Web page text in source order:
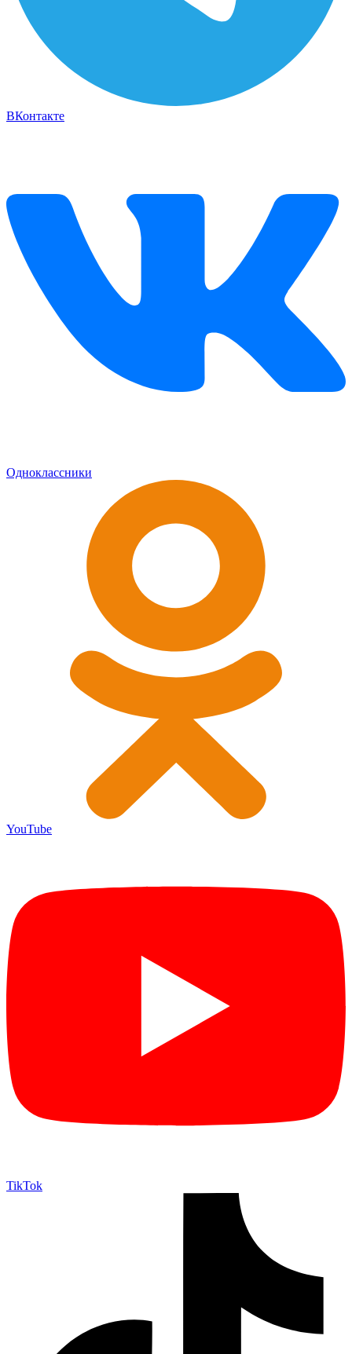
ВКонтакте
Одноклассники
YouTube
TikTok